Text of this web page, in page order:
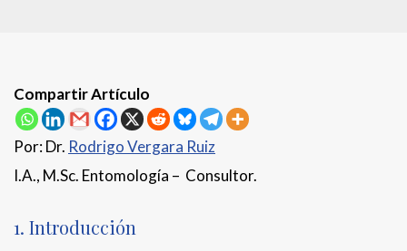
Compartir Artículo
Por: Dr. Rodrigo Vergara Ruiz
I.A., M.Sc. Entomología – Consultor.
1. Introducción